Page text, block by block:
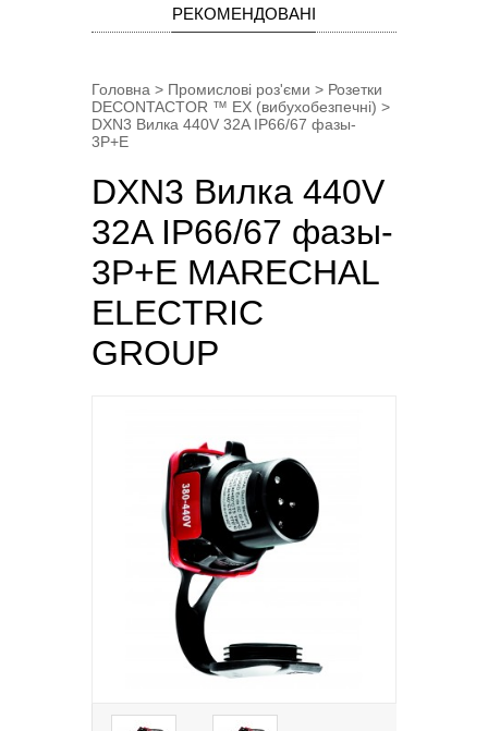
РЕКОМЕНДОВАНІ
Головна > Промислові роз'єми > Розетки
DECONTACTOR ™ EX (вибухобезпечні) >
DXN3 Вилка 440V 32A IP66/67 фазы-
3P+E
DXN3 Вилка 440V
32A IP66/67 фазы-
3P+E MARECHAL
ELECTRIC
GROUP